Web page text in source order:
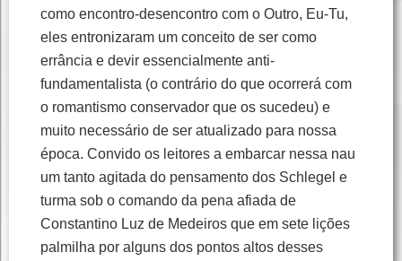
como encontro-desencontro com o Outro, Eu-Tu,
eles entronizaram um conceito de ser como
errância e devir essencialmente anti-
fundamentalista (o contrário do que ocorrerá com
o romantismo conservador que os sucedeu) e
muito necessário de ser atualizado para nossa
época. Convido os leitores a embarcar nessa nau
um tanto agitada do pensamento dos Schlegel e
turma sob o comando da pena afiada de
Constantino Luz de Medeiros que em sete lições
palmilha por alguns dos pontos altos desses